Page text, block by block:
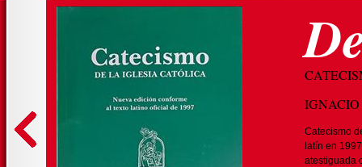
Catecismo
latín en
atestiguada